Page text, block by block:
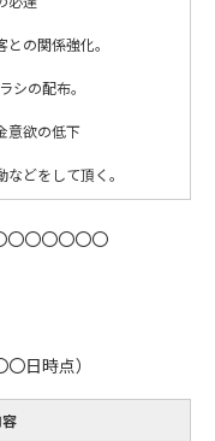
の関係強化。
シの配布。
意欲の低下
どをして頂く。
〇〇〇〇〇〇
日時点）